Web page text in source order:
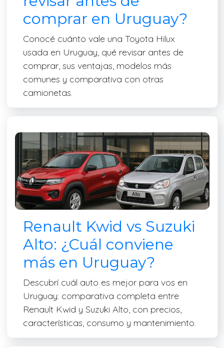
comprar en Uruguay?
Conocé cuánto vale una Toyota Hilux
usada en Uruguay, qué revisar antes de
comprar, sus ventajas, modelos más
comunes y comparativa con otras
camionetas.
Renault Kwid vs Suzuki
Alto: ¿Cuál conviene
más en Uruguay?
Descubrí cuál auto es mejor para vos en
Uruguay: comparativa completa entre
Renault Kwid y Suzuki Alto, con precios,
características, consumo y mantenimiento.